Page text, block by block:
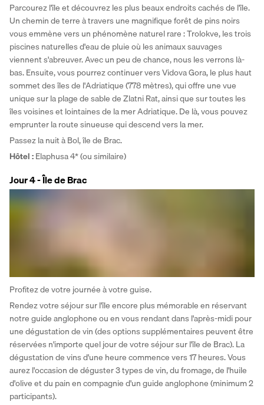
Parcourez l'île et découvrez les plus beaux endroits cachés de l'île.
Un chemin de terre à travers une magnifique forêt de pins noirs
vous emmène vers un phénomène naturel rare : Trolokve, les trois
piscines naturelles d'eau de pluie où les animaux sauvages
viennent s'abreuver. Avec un peu de chance, nous les verrons là-
bas. Ensuite, vous pourrez continuer vers Vidova Gora, le plus haut
sommet des îles de l'Adriatique (778 mètres), qui offre une vue
unique sur la plage de sable de Zlatni Rat, ainsi que sur toutes les
îles voisines et lointaines de la mer Adriatique. De là, vous pouvez
emprunter la route sinueuse qui descend vers la mer.
Passez la nuit à Bol, île de Brac.
Hôtel: Elaphusa 4* (ou similaire)
Jour 4 - Île de Brac
Profitez de votre journée à votre guise.
Rendez votre séjour sur l'île encore plus mémorable en réservant
notre guide anglophone ou en vous rendant dans l'après-midi pour
une dégustation de vin (des options supplémentaires peuvent être
réservées n'importe quel jour de votre séjour sur l'île de Brac). La
dégustation de vins d'une heure commence vers 17 heures. Vous
aurez l'occasion de déguster 3 types de vin, du fromage, de l'huile
d'olive et du pain en compagnie d'un guide anglophone (minimum 2
participants).